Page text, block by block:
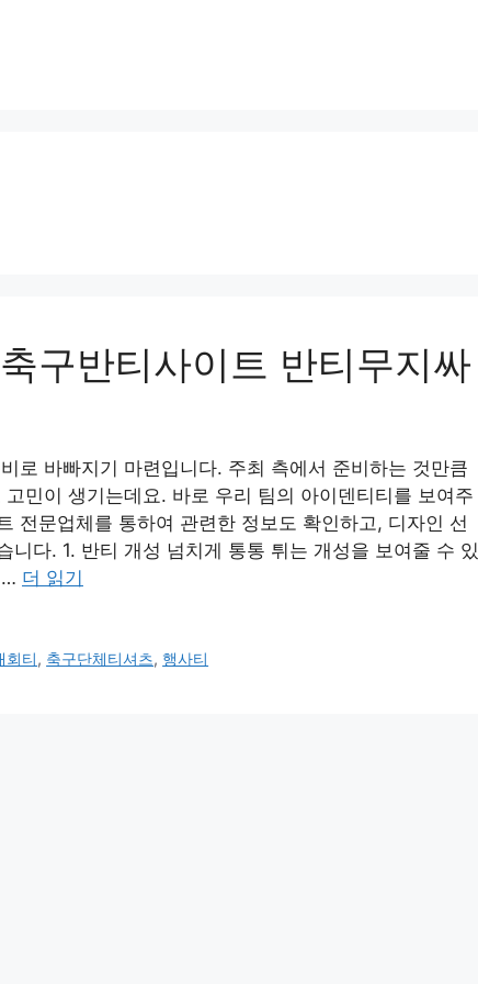
구반티사이트 반티무지싸
로 바빠지기 마련입니다. 주최 측에서 준비하는 것만큼
민이 생기는데요. 바로 우리 팀의 아이덴티티를 보여주
전문업체를 통하여 관련한 정보도 확인하고, 디자인 선
니다. 1. 반티 개성 넘치게 통통 튀는 개성을 보여줄 수 있
… 더 읽기
회티, 축구단체티셔츠, 행사티